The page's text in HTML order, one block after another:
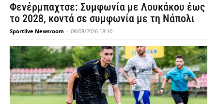
Φενέρμπαχτσε: Συμφωνία με Λουκάκου έως
το 2028, κοντά σε συμφωνία με τη Νάπολι
Sportlive Newsroom - 08/08/2026 18:10